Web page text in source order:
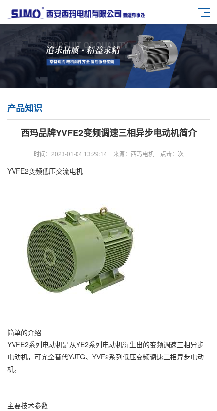
产品知识
西玛品牌YVFE2变频调速三相异步电动机简介
时间：2023-01-04 13:29:14 来源：西玛电机 点击： 次
YVFE2变频低压交流电机
简单的介绍
YVFE2系列电动机是从YE2系列电动机衍生出的变频调速三相异步
电动机，可完全替代YJTG、YVF2系列低压变频调速三相异步电动
机。
主要技术参数